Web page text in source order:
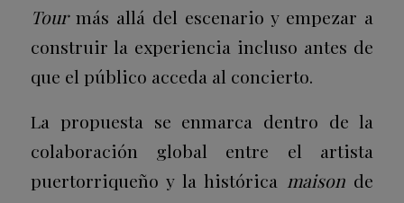
Tourmás allá del escenario y empezar a
construir la experiencia incluso antes de
que el público acceda al concierto.
La propuesta se enmarca dentro de la
colaboración global entre el artista
puertorriqueño y la histórica maisonde